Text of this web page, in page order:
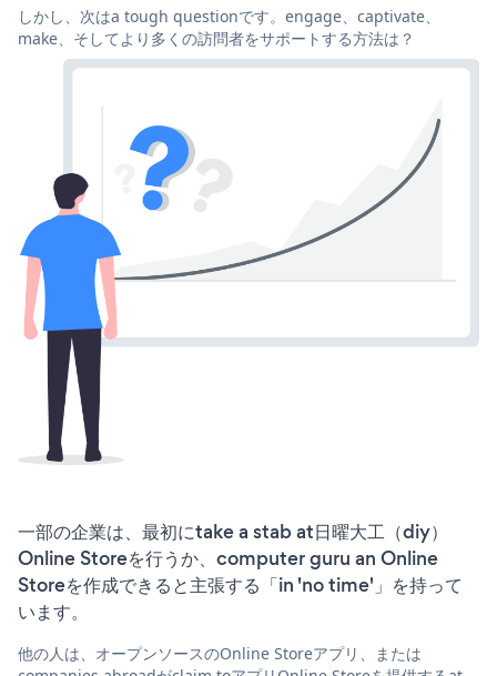
しかし、次はa tough questionです。engage、captivate、
make、そしてより多くの訪問者をサポートする方法は？
一部の企業は、最初にtake a stab at日曜大工（diy）
Online Storeを行うか、computer guru an Online
Storeを作成できると主張する「in 'no time'」を持って
います。
他の人は、オープンソースのOnline Storeアプリ、または